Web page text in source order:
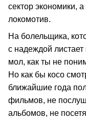
сектор экономики,
локомотив.
На болельщика,
с надеждой
мол, как ты не
Но как бы косо
ближайшие года
фильмов, не
альбомов, не